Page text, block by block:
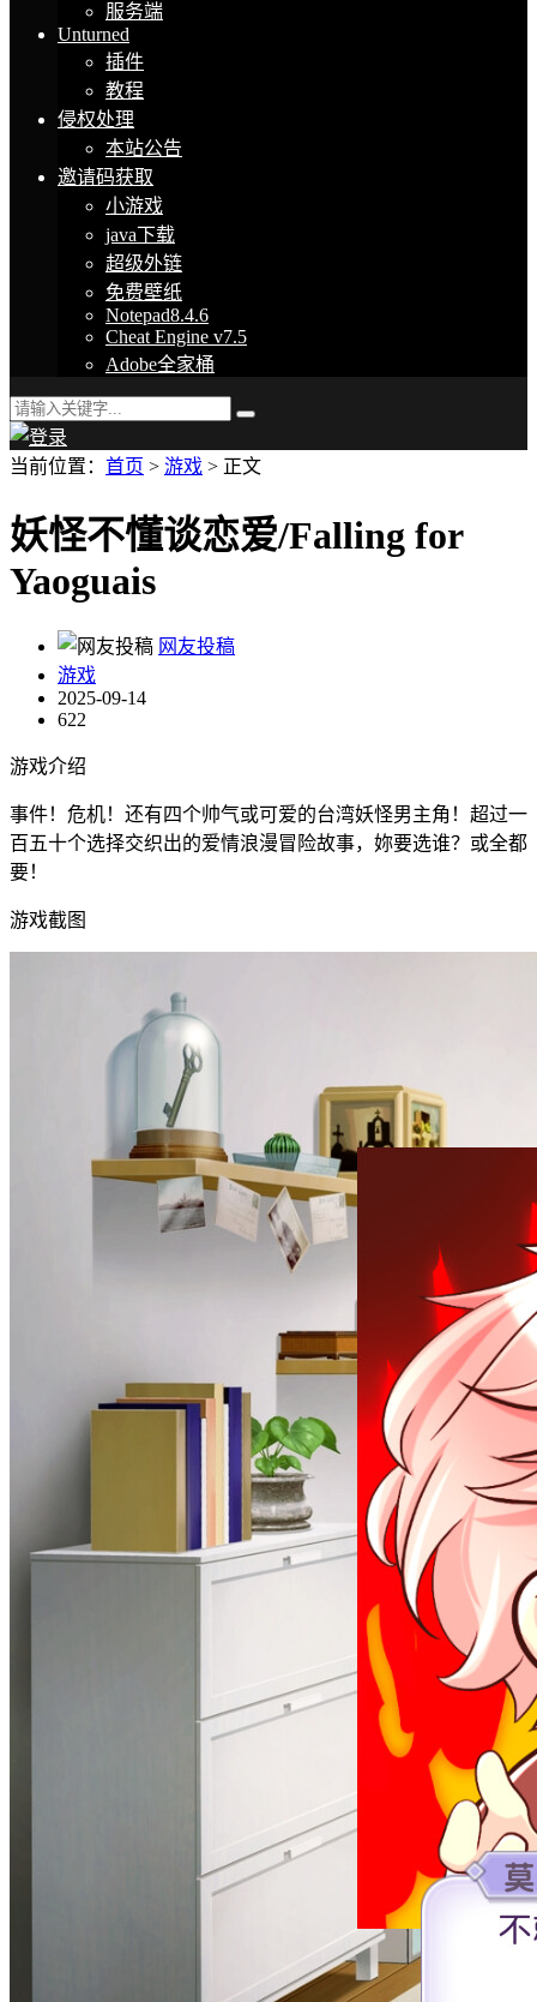
服务端
Unturned
插件
教程
侵权处理
本站公告
邀请码获取
小游戏
java下载
超级外链
免费壁纸
Notepad8.4.6
Cheat Engine v7.5
Adobe全家桶
当前位置： 首页 > 游戏 > 正文
妖怪不懂谈恋爱/Falling for
Yaoguais
网友投稿
游戏
2025-09-14
622
游戏介绍
事件！危机！还有四个帅气或可爱的台湾妖怪男主角！超过一
百五十个选择交织出的爱情浪漫冒险故事，妳要选谁？或全都
要！
游戏截图